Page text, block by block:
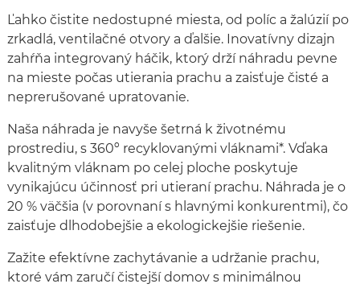
Ľahko čistite nedostupné miesta, od políc a žalúzií po
zrkadlá, ventilačné otvory a ďalšie. Inovatívny dizajn
zahŕňa integrovaný háčik, ktorý drží náhradu pevne
na mieste počas utierania prachu a zaisťuje čisté a
neprerušované upratovanie.
Naša náhrada je navyše šetrná k životnému
prostrediu, s 360º recyklovanými vláknami*. Vďaka
kvalitným vláknam po celej ploche poskytuje
vynikajúcu účinnosť pri utieraní prachu. Náhrada je o
20 % väčšia (v porovnaní s hlavnými konkurentmi), čo
zaisťuje dlhodobejšie a ekologickejšie riešenie.
Zažite efektívne zachytávanie a udržanie prachu,
ktoré vám zaručí čistejší domov s minimálnou